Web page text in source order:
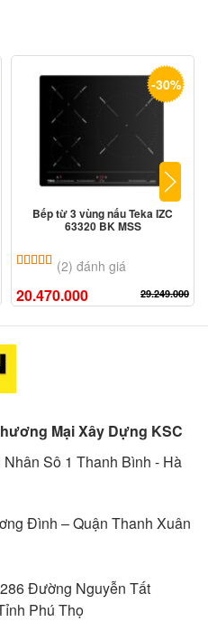
-30%
Bếp từ 3 vùng nấu Teka IZC
63320 BK MSS
5.00 trên 5 dựa trên
(2) đánh giá
20.470.000 29.249.000
Mại Xây Dựng KSC
Sô 1 Thanh Bình - Hà
Đình – Quận Thanh Xuân
Đường Nguyễn Tất
Phú Thọ